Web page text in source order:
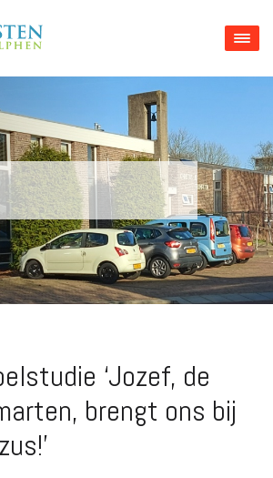
‘Jozef, de
brengt ons bij